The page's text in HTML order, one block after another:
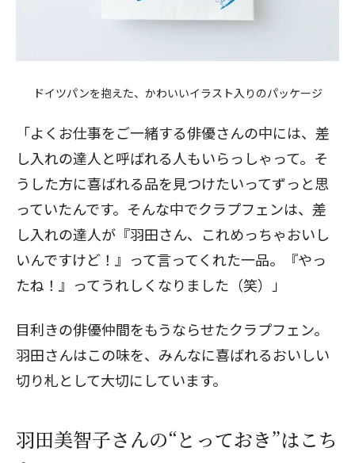
ドイツパンを抱えた、かわいいイラスト入りのパッケージ
「よくお仕事をご一緒する俳優さんの中には、差
し入れの達人と呼ばれる人もいらっしゃって。そ
うした方に喜ばれる品を見つけたいってずっと思
っていたんです。そんな中でクラプフェンは、差
し入れの達人が『羽田さん、これめっちゃおいし
いんですけど！』って言ってくれた一品。『やっ
たね！』ってうれしくなりました（笑）」
目利きの俳優仲間をもうならせたクラプフェン。
羽田さんはこの味を、みんなに喜ばれるおいしい
切り札として大切にしています。
羽田美智子さんの“とっておき”はこち